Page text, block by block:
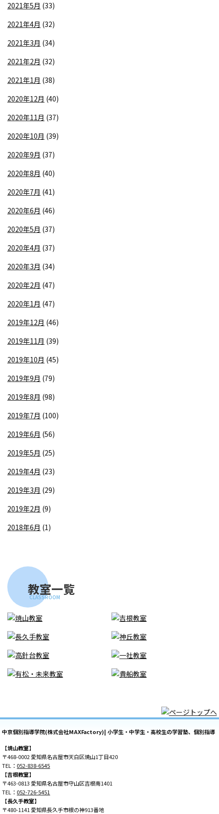
2021年5月 (33)
2021年4月 (32)
2021年3月 (34)
2021年2月 (32)
2021年1月 (38)
2020年12月 (40)
2020年11月 (37)
2020年10月 (39)
2020年9月 (37)
2020年8月 (40)
2020年7月 (41)
2020年6月 (46)
2020年5月 (37)
2020年4月 (37)
2020年3月 (34)
2020年2月 (47)
2020年1月 (47)
2019年12月 (46)
2019年11月 (39)
2019年10月 (45)
2019年9月 (79)
2019年8月 (98)
2019年7月 (100)
2019年6月 (56)
2019年5月 (25)
2019年4月 (23)
2019年3月 (29)
2019年2月 (9)
2018年6月 (1)
教室一覧
CLASSROOM
中京個別指導学院(株式会社MAXFactory)| 小学生・中学生・高校生の学習塾、個別指導
【焼山教室】
〒468-0002 愛知県名古屋市天白区焼山1丁目420
TEL： 052-838-6545
【吉根教室】
〒463-0813 愛知県名古屋市守山区吉根南1401
TEL： 052-726-5451
【長久手教室】
〒480-1141 愛知県長久手市根の神913番地